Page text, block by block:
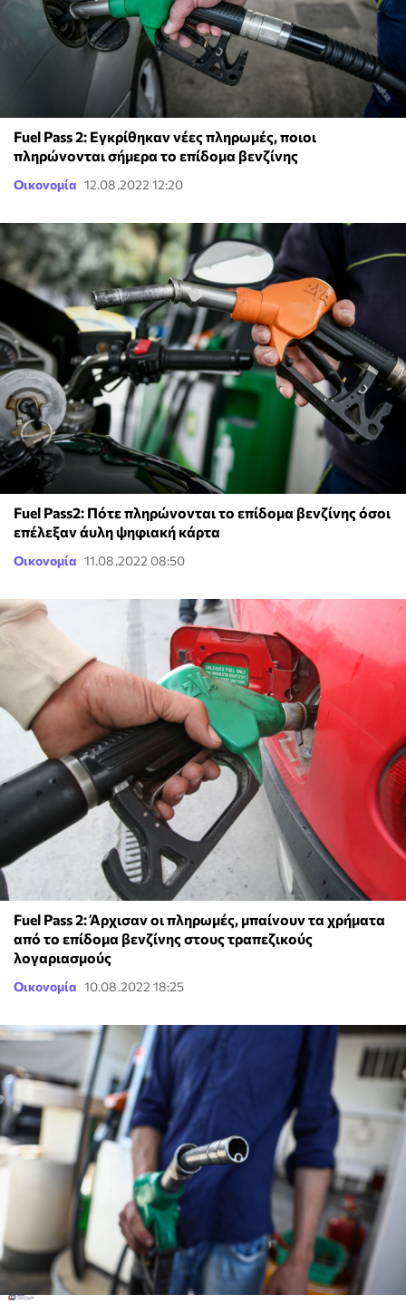
Fuel Pass 2: Εγκρίθηκαν νέες πληρωμές, ποιοι
πληρώνονται σήμερα το επίδομα βενζίνης
Οικονομία 12.08.2022 12:20
Fuel Pass2: Πότε πληρώνονται το επίδομα βενζίνης όσοι
επέλεξαν άυλη ψηφιακή κάρτα
Οικονομία 11.08.2022 08:50
Fuel Pass 2: Άρχισαν οι πληρωμές, μπαίνουν τα χρήματα
από το επίδομα βενζίνης στους τραπεζικούς
λογαριασμούς
Οικονομία 10.08.2022 18:25